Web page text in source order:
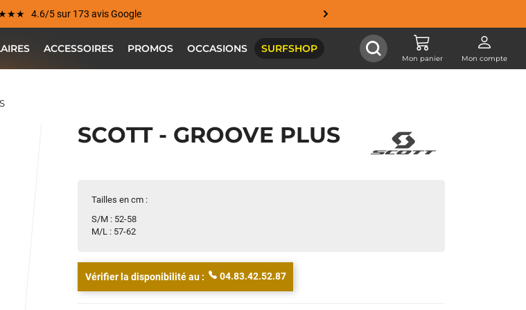
4.6/5 sur 173 avis Google
ACCESSOIRES PROMOS OCCASIONS SURFSHOP
Mon panier Mon compte
SCOTT - GROOVE PLUS
Tailles en cm :
S/M : 52-58
M/L : 57-62
Vérifier la disponibilité au : 04.83.42.52.87
Découvrez quelques uns de vos
Chaser chez Funway Vélo à La Garde en
départ, j'ai été très satisfait de mon achat.